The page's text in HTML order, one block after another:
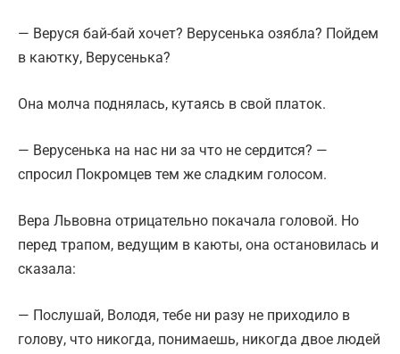
— Веруся бай-бай хочет? Верусенька озябла? Пойдем
в каютку, Верусенька?
Она молча поднялась, кутаясь в свой платок.
— Верусенька на нас ни за что не сердится? —
спросил Покромцев тем же сладким голосом.
Вера Львовна отрицательно покачала головой. Но
перед трапом, ведущим в каюты, она остановилась и
сказала:
— Послушай, Володя, тебе ни разу не приходило в
голову, что никогда, понимаешь, никогда двое людей